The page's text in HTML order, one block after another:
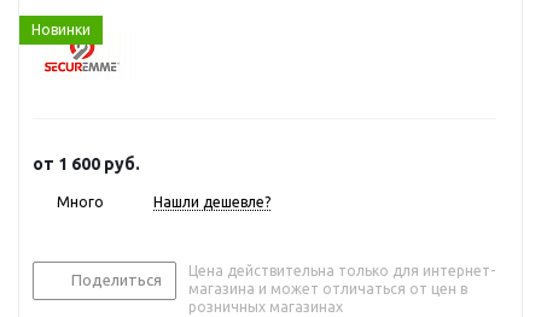
Новинки
от 1 600 руб.
Много Нашли дешевле?
Поделиться
Цена действительна только для интернет-
магазина и может отличаться от цен в
розничных магазинах